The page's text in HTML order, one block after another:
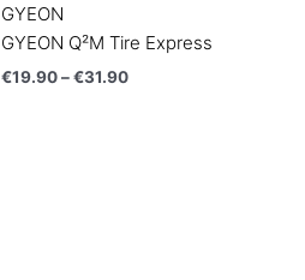
GYEON
GYEON Q²M Tire Express
€19.90 – €31.90